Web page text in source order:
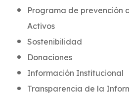
Programa de prevención
Activos
Sostenibilidad
Donaciones
Información Institucional
Transparencia de la